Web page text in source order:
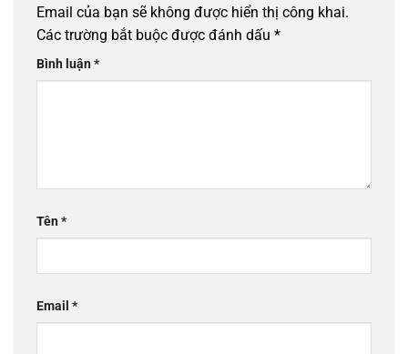
Email của bạn sẽ không được hiển thị công khai.
Các trường bắt buộc được đánh dấu *
Bình luận *
Tên *
Email *